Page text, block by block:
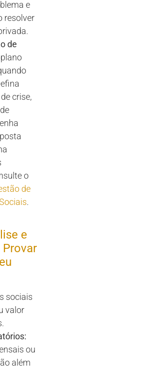
e
resolver
de
crise,
o
de
.
e
sociais
valor
ou
além